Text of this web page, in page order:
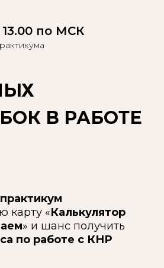
13.00 по МСК
карту «Калькулятор
» и шанс получить
по работе с КНР
В РАБОТЕ